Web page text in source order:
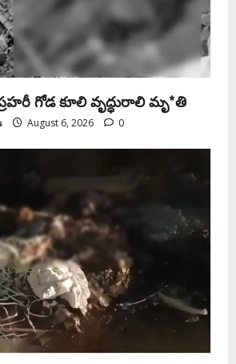
ప్రహరీ గోడ కూలి వృద్ధురాలి మృ*తి
August 6, 2026 0